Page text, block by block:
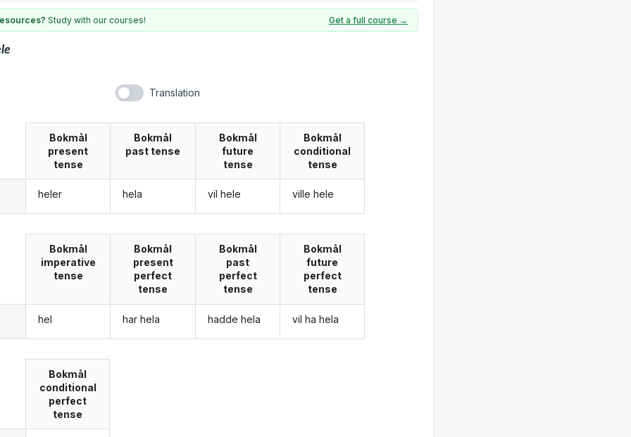
Study with our courses! Get a full course →
Translation
Bokmål
present
tense
heler
Bokmål
past tense
hela
Bokmål
future
tense
vil hele
Bokmål
conditional
tense
ville hele
Bokmål
imperative
tense
hel
Bokmål
present
perfect
tense
har hela
Bokmål
past
perfect
tense
hadde hela
Bokmål
future
perfect
tense
vil ha hela
Bokmål
conditional
perfect
tense